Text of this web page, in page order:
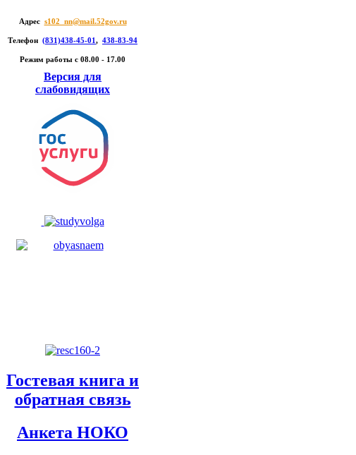
Адрес s102_nn@mail.52gov.ru
Телефон (831)438-45-01 , 438-83-94
Режим работы c 08.00 - 17.00
Версия для
слабовидящих
Гостевая книга и
обратная связь
Анкета НОКО